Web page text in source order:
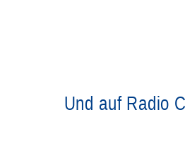
Und auf Radio